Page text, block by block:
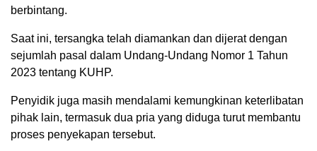
berbintang.
Saat ini, tersangka telah diamankan dan dijerat dengan
sejumlah pasal dalam Undang-Undang Nomor 1 Tahun
2023 tentang KUHP.
Penyidik juga masih mendalami kemungkinan keterlibatan
pihak lain, termasuk dua pria yang diduga turut membantu
proses penyekapan tersebut.